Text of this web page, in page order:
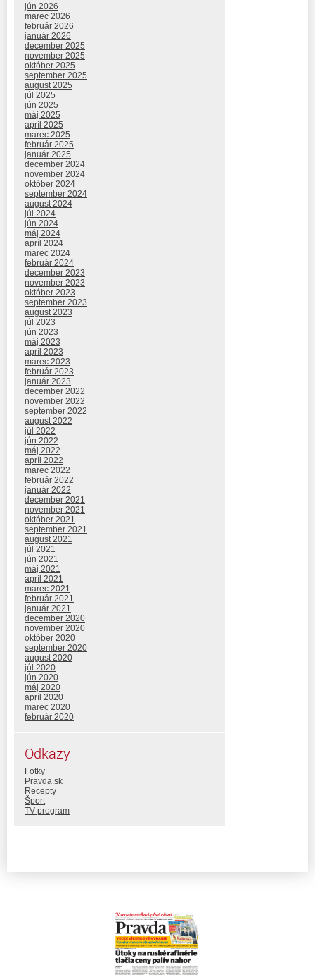
jún 2026
marec 2026
február 2026
január 2026
december 2025
november 2025
október 2025
september 2025
august 2025
júl 2025
jún 2025
máj 2025
apríl 2025
marec 2025
február 2025
január 2025
december 2024
november 2024
október 2024
september 2024
august 2024
júl 2024
jún 2024
máj 2024
apríl 2024
marec 2024
február 2024
december 2023
november 2023
október 2023
september 2023
august 2023
júl 2023
jún 2023
máj 2023
apríl 2023
marec 2023
február 2023
január 2023
december 2022
november 2022
september 2022
august 2022
júl 2022
jún 2022
máj 2022
apríl 2022
marec 2022
február 2022
január 2022
december 2021
november 2021
október 2021
september 2021
august 2021
júl 2021
jún 2021
máj 2021
apríl 2021
marec 2021
február 2021
január 2021
december 2020
november 2020
október 2020
september 2020
august 2020
júl 2020
jún 2020
máj 2020
apríl 2020
marec 2020
február 2020
Odkazy
Fotky
Pravda.sk
Recepty
Šport
TV program